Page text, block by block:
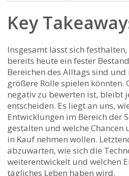
Key
Insgesamt ⁣lässt sich
bereits heute ein fester
Bereichen des ⁣Alltags sind
größere Rolle spielen könnten.
negativ zu bewerten ist, bleibt
entscheiden. Es liegt an uns,
Entwicklungen im Bereich der
gestalten⁢ und welche Chancen
in Kauf nehmen wollen.
abzuwarten, wie sich die
weiterentwickelt⁤ und welchen
tägliches Leben haben wird.